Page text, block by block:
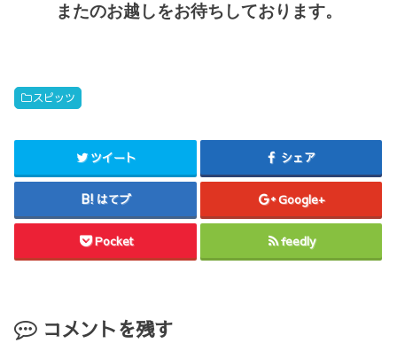
またのお越しをお待ちしております。
スピッツ
ツイート シェア
はてブ Google+
Pocket feedly
コメントを残す